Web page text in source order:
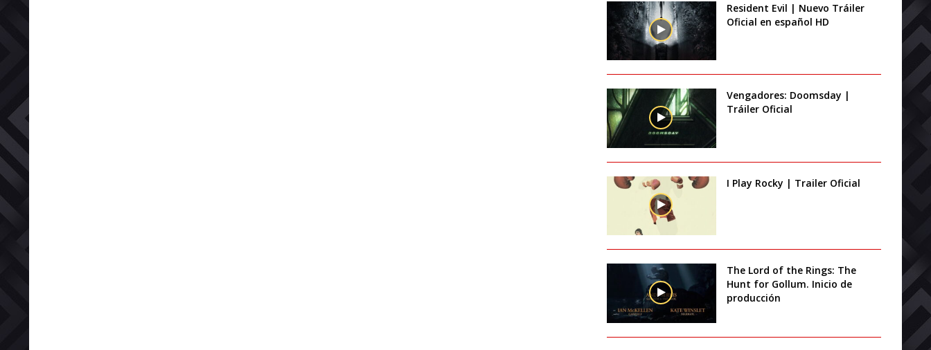
Resident Evil | Nuevo Tráiler
Oficial en español HD
Vengadores: Doomsday |
Tráiler Oficial
I Play Rocky | Trailer Oficial
The Lord of the Rings: The
Hunt for Gollum. Inicio de
producción